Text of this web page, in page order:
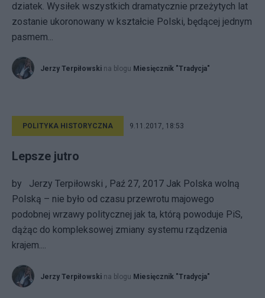
dziatek. Wysiłek wszystkich dramatycznie przeżytych lat
zostanie ukoronowany w kształcie Polski, będącej jednym
pasmem...
Jerzy Terpiłowski na blogu Miesięcznik "Tradycja"
POLITYKA HISTORYCZNA 9.11.2017, 18:53
Lepsze jutro
by Jerzy Terpiłowski , Paź 27, 2017 Jak Polska wolną
Polską – nie było od czasu przewrotu majowego
podobnej wrzawy politycznej jak ta, którą powoduje PiS,
dążąc do kompleksowej zmiany systemu rządzenia
krajem....
Jerzy Terpiłowski na blogu Miesięcznik "Tradycja"